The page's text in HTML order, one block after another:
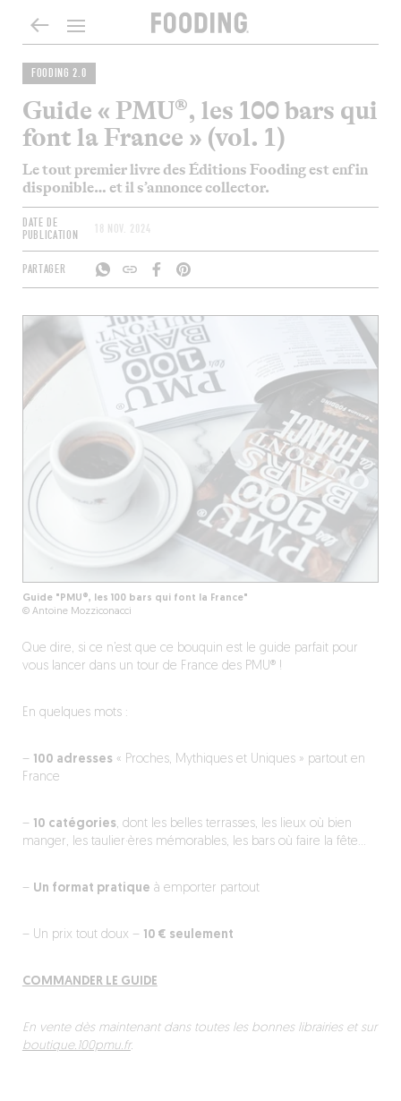
FOODING 2.0
Guide « PMU®, les 100 bars qui
font la France » (vol. 1)
Le tout premier livre des Éditions Fooding est enfin
disponible… et il s’annonce collector.
DATE DE
PUBLICATION
18 NOV. 2024
PARTAGER
Guide "PMU®, les 100 bars qui font la France"
© Antoine Mozziconacci
Que dire, si ce n’est que ce bouquin est le guide parfait pour
vous lancer dans un tour de France des PMU® !
En quelques mots :
– 100 adresses« Proches, Mythiques et Uniques » partout en
France
– 10 catégories, dont les belles terrasses, les lieux où bien
manger, les taulier·ères mémorables, les bars où faire la fête…
– Un format pratique à emporter partout
– Un prix tout doux – 10 € seulement
COMMANDER LE GUIDE
En vente dès maintenant dans toutes les bonnes librairies et sur
boutique.100pmu.fr.